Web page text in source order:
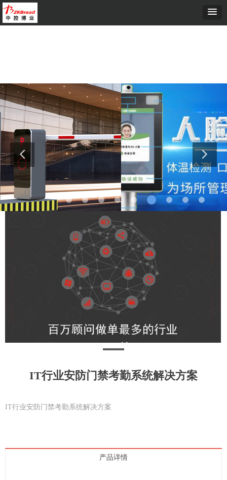
首页 IT行业安防门禁考勤系统解决方案
IT行业安防门禁考勤系统解决方案
IT行业安防门禁考勤系统解决方案
产品详情